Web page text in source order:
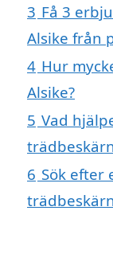
3 Få 3
Alsike från
4 Hur
Alsike?
5 Vad
6 Sök efter